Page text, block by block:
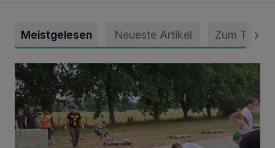
Meistgelesen Neueste Artikel Zum Thema
Pünktlich zum Schützenfest den Weg zum Festzelt